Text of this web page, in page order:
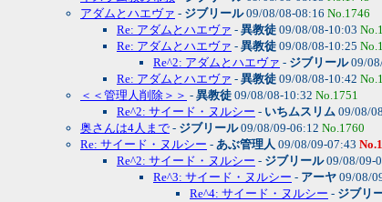
アダムとハエヴァ - ジブリール09/08/08-08:16 No.1746
Re: アダムとハエヴァ - 異教徒 09/08/08-10:03
Re: アダムとハエヴァ - 異教徒 09/08/08-10:25
Re^2: アダムとハエヴァ - ジブリール09/
Re: アダムとハエヴァ - 異教徒 09/08/08-10:42
＜＜管理人削除＞＞ - 異教徒 09/08/08-10:32 No.1751
Re^2: サイード・ヌルシー - いちムスリム 09/08/
奥さんは4人まで - ジブリール09/08/09-06:12 No.1760
Re: サイード・ヌルシー - あぶ管理人 09/08/09-07:43
Re^2: サイード・ヌルシー - ジブリール09/08/09-
Re^3: サイード・ヌルシー - アーヤ 09/08/
Re^4: サイード・ヌルシー - ジブリ